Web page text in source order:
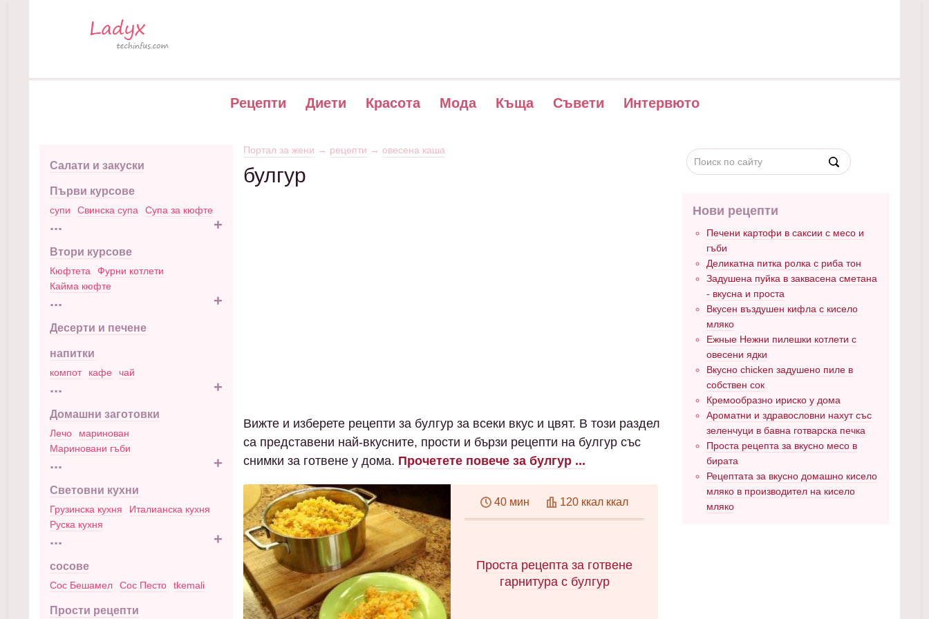
Рецепти Диети Красота Мода Къща Съвети Интервюто
Салати и закуски
Първи курсове
супи Свинска супа Супа за кюфте
... +
Втори курсове
Кюфтета
Фурни котлети
Кайма кюфте
... +
Десерти и печене
напитки
компот кафе чай
... +
Домашни заготовки
Лечо
маринован
Мариновани гъби
... +
Световни кухни
Грузинска кухня
Италианска кухня
Руска кухня
... +
сосове
Сос Бешамел Сос Песто tkemali
Прости рецепти
Портал за жени → рецепти → овесена каша
булгур
Вижте и изберете рецепти за булгур за всеки вкус и цвят. В този раздел
са представени най-вкусните, прости и бързи рецепти на булгур със
снимки за готвене у дома. Прочетете повече за булгур ...
40 мин 120 ккал ккал
Проста рецепта за готвене
гарнитура с булгур
Нови рецепти
Печени картофи в саксии с месо и
гъби
Деликатна питка ролка с риба тон
Задушена пуйка в заквасена сметана
- вкусна и проста
Вкусен въздушен кифла с кисело
мляко
Ежные Нежни пилешки котлети с
овесени ядки
Вкусно chicken задушено пиле в
собствен сок
Кремообразно ириско у дома
Ароматни и здравословни нахут със
зеленчуци в бавна готварска печка
Проста рецепта за вкусно месо в
бирата
Рецептата за вкусно домашно кисело
мляко в производител на кисело
мляко